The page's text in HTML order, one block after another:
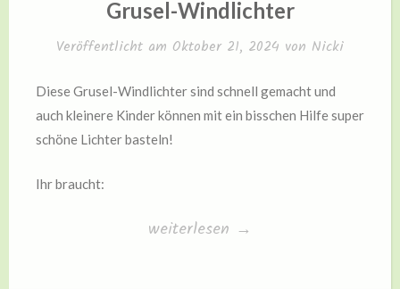
Grusel-Windlichter
Veröffentlicht am Oktober 21, 2024 von Nicki
Diese Grusel-Windlichter sind schnell gemacht und
auch kleinere Kinder können mit ein bisschen Hilfe super
schöne Lichter basteln!
Ihr braucht:
„Grusel-
weiterlesen →